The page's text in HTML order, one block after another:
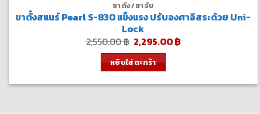
ขาตั้ง/ขาจับ
ขาตั้งสแนร์ Pearl S-830 แข็งแรง ปรับองศาอิสระด้วย Uni-
Lock
2,550.00฿ Original
price
was:
2,550.00 ฿.
2,295.00฿Current
หยิบใส่ตะกร้า